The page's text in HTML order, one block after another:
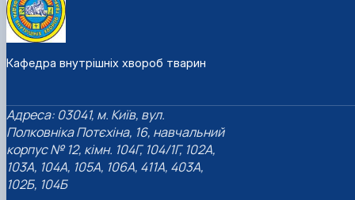
Кафедра внутрішніх хвороб тварин
Адреса: 03041, м. Київ, вул.
Полковніка Потєхіна, 16, навчальний
корпус № 12, кімн. 104Г, 104/1Г, 102А,
103А, 104А, 105А, 106А, 411А, 403А,
102Б, 104Б